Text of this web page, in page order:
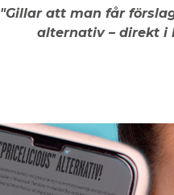
"Gillar att man får
alternativ – direkt i